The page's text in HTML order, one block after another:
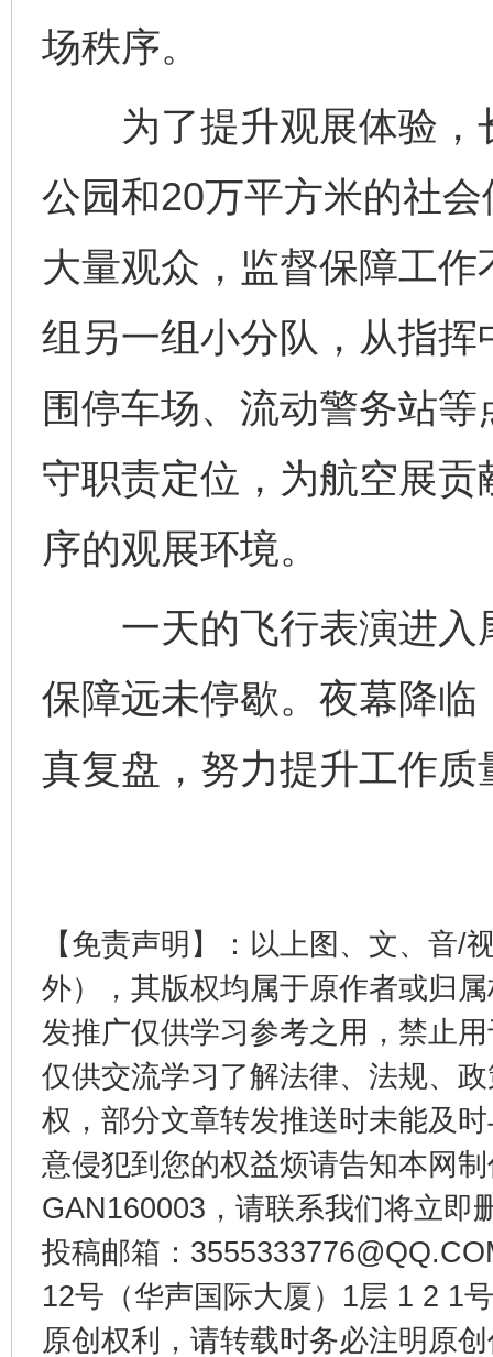
场秩序。
为了提升观展体验，
公园和20万平方米的社
大量观众，监督保障工
组另一组小分队，从指
围停车场、流动警务站
守职责定位，为航空展
序的观展环境。
一天的飞行表演进入
保障远未停歇。夜幕降
真复盘，努力提升工作
【免责声明】：以上图、文、音/
外），其版权均属于原作者或归
发推广仅供学习参考之用，禁止
仅供交流学习了解法律、法规、
权，部分文章转发推送时未能及
意侵犯到您的权益烦请告知本网
GAN160003，请联系我们将立即
投稿邮箱：
12号（华声国际大厦）1层 1 2 1
原创权利，请转载时务必注明原
法徽映军营 权益有保障
一批国家标准开始实施